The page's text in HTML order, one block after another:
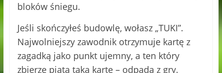
bloków śniegu.
Jeśli skończyłeś budowlę, wołasz „TUKI”.
Najwolniejszy zawodnik otrzymuje kartę z
zagadką jako punkt ujemny, a ten który
zbierze piątą taką kartę – odpada z gry.